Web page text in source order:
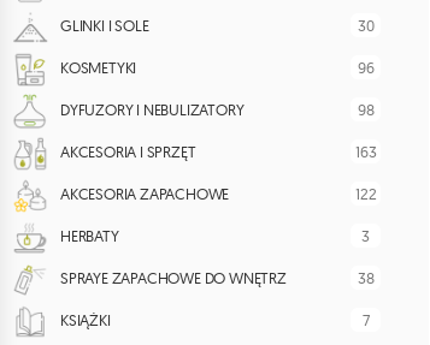
GLINKI I SOLE 30
KOSMETYKI 96
DYFUZORY I NEBULIZATORY 98
AKCESORIA I SPRZĘT 163
AKCESORIA ZAPACHOWE 122
HERBATY 3
SPRAYE ZAPACHOWE DO WNĘTRZ 38
KSIĄŻKI 7